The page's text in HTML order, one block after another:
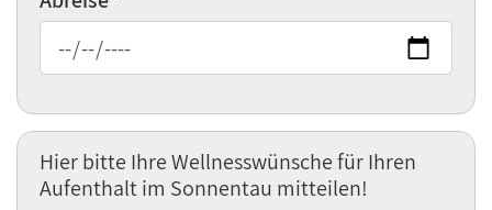
Hier bitte Ihre Wellnesswünsche für Ihren
Aufenthalt im Sonnentau mitteilen!